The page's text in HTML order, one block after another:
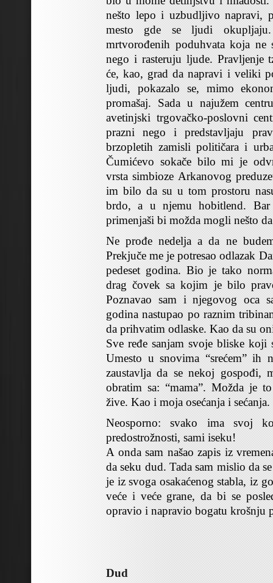
nešto lepo i uzbudljivo napravi,
mesto gde se ljudi
mrtvorođenih poduhvata koja ne
nego i rasteruju ljude. Pravljenje
će, kao, grad da napravi i veliki
ljudi, pokazalo se, mimo
promašaj. Sada u najužem
avetinjski trgovačko-poslovni
prazni nego i predstavljaju
brzopletih zamisli političara i
Čumićevo sokače bilo mi je
vrsta simbioze Arkanovog
im bilo da su u tom prostoru
brdo, a u njemu hobitlend.
primenjaši bi možda mogli nešto
Ne prođe nedelja a da ne
Prekjuče me je potresao odlazak
pedeset godina. Bio je tako
drag čovek sa kojim je bilo
Poznavao sam i njegovog oca
godina nastupao po raznim
da prihvatim odlaske. Kao da su
Sve ređe sanjam svoje bliske
Umesto u snovima “srećem” ih
zaustavlja da se nekoj gospođi,
obratim sa: “mama”. Možda je
žive. Kao i moja osećanja i sećanja.
Neosporno: svako ima svoj
predostrožnosti, sami iseku!
A onda sam našao zapis iz
da seku dud. Tada sam mislio da
je iz svoga osakaćenog stabla, iz
veće i veće grane, da bi se
opravio i napravio bogatu krošnju
Dud